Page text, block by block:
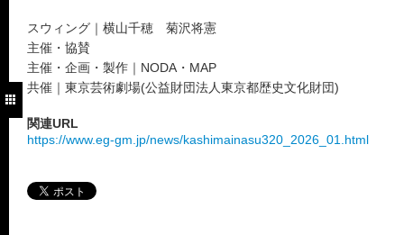
スウィング｜横山千穂 菊沢将憲
主催・協賛
主催・企画・製作｜NODA・MAP
共催｜東京芸術劇場(公益財団法人東京都歴史文化財団)
関連URL
https://www.eg-gm.jp/news/kashimainasu320_2026_01.html